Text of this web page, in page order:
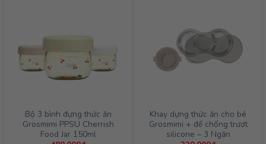
Bộ 3 bình đựng thức ăn
Grosmimi PPSU Cherrish
Food Jar 150ml
Khay dựng thức ăn cho bé
Grosmimi + đế chống trượt
silicone – 3 Ngăn